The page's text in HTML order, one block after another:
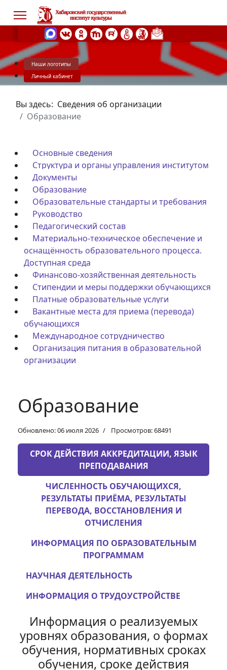
Наши логотипы
Личный кабинет
Вы здесь: Сведения об организации
Образование
Основные сведения
Структура и органы управления институтом
Документы
Образование
Образовательные стандарты и требования
Руководство
Педагогический состав
Материально-техническое обеспечение и
оснащённость образовательного процесса.
Доступная среда
Финансово-хозяйственная деятельность
Стипендии и меры поддержки обучающихся
Платные образовательные услуги
Вакантные места для приема (перевода)
обучающихся
Международное сотрудничество
Организация питания в образовательной
организации
Образование
Обновлено: 06 июля 2026 Просмотров: 68491
СРОК ДЕЙСТВИЯ АККРЕДИТАЦИИ, ЯЗЫК
ПРЕПОДАВАНИЯ
ЧИСЛЕННОСТЬ ОБУЧАЮЩИХСЯ,
РЕЗУЛЬТАТЫ ПРИЁМА, РЕЗУЛЬТАТЫ
ПЕРЕВОДА, ВОССТАНОВЛЕНИЯ И
ОТЧИСЛЕНИЯ
ИНФОРМАЦИЯ ПО ОБРАЗОВАТЕЛЬНЫМ
ПРОГРАММАМ
НАУЧНАЯ ДЕЯТЕЛЬНОСТЬ
ИНФОРМАЦИЯ О ТРУДОУСТРОЙСТВЕ
Информация о реализуемых
уровнях образования, о формах
обучения, нормативных сроках
обучения, сроке действия